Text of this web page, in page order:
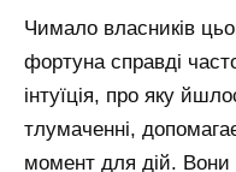
Чимало власників
фортуна справді
інтуїція, про яку
тлумаченні,
момент для дій. Вони